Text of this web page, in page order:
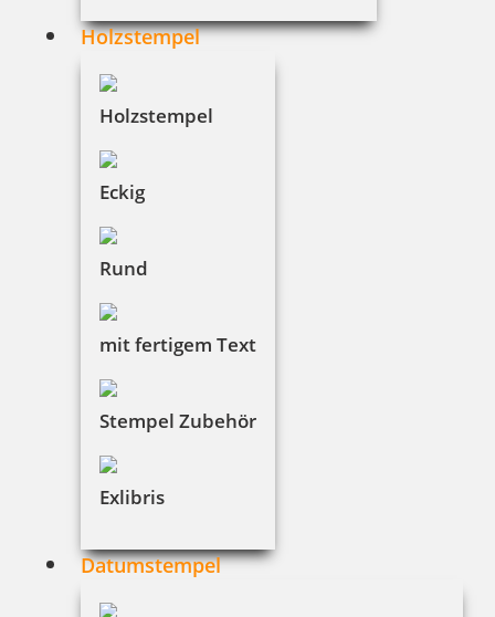
Holzstempel
Holzstempel
Eckig
Rund
mit fertigem Text
Stempel Zubehör
Exlibris
Datumstempel